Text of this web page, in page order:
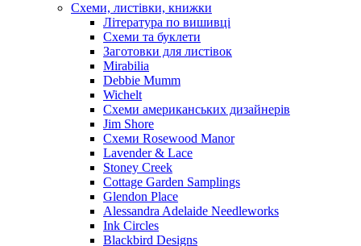
Схеми, листівки, книжки
Література по вишивці
Схеми та буклети
Заготовки для листівок
Mirabilia
Debbie Mumm
Wichelt
Схеми американських дизайнерів
Jim Shore
Cхеми Rosewood Manor
Lavender & Lace
Stoney Creek
Cottage Garden Samplings
Glendon Place
Alessandra Adelaide Needleworks
Ink Circles
Blackbird Designs